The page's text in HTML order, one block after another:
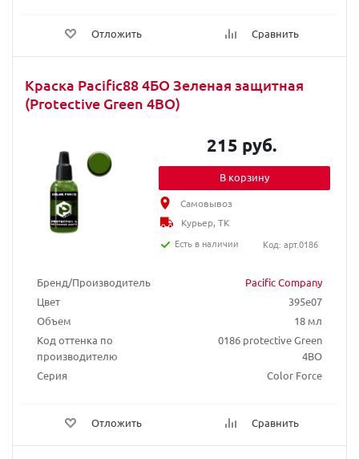
Отложить Сравнить
Краска Pacific88 4БО Зеленая защитная
(Protective Green 4BO)
Бренд/Производитель
Pacific Company
Цвет
395e07
Объем
18 мл
Код оттенка по
производителю
0186 protective Green
4BO
Серия
Color Force
Отложить Сравнить
215 руб.
В корзину
Самовывоз
Курьер, ТК
Есть в наличии
Код: арт.0186